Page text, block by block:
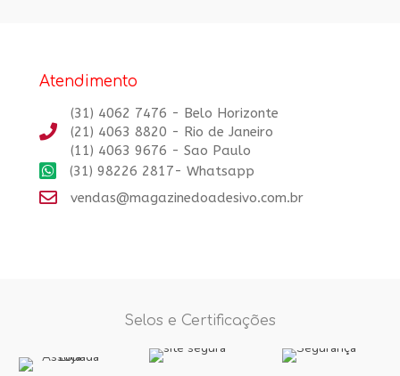
Atendimento
(31) 4062 7476 - Belo Horizonte
(21) 4063 8820 - Rio de Janeiro
(11) 4063 9676 - Sao Paulo
(31) 98226 2817- Whatsapp
vendas@magazinedoadesivo.com.br
Selos e Certificações